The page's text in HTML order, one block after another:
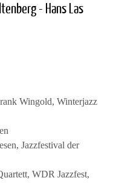
- Hans Las
Wingold, Winterjazz
Jazzfestival der
WDR Jazzfest,